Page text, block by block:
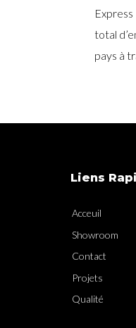
total
pays à
Liens
Acceuil
Showroom
Contact
Projets
Qualité